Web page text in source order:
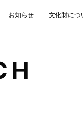
お知らせ 文化財につ